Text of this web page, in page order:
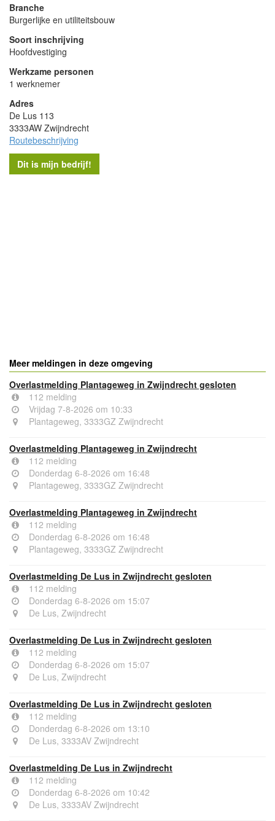
Branche
Burgerlijke en utiliteitsbouw
Soort inschrijving
Hoofdvestiging
Werkzame personen
1 werknemer
Adres
De Lus 113
3333AW Zwijndrecht
Routebeschrijving
Meer meldingen in deze omgeving
Overlastmelding Plantageweg in Zwijndrecht gesloten
112 melding
Vrijdag 7-8-2026 om 10:33
Plantageweg, 3333GZ Zwijndrecht
Overlastmelding Plantageweg in Zwijndrecht
112 melding
Donderdag 6-8-2026 om 16:48
Plantageweg, 3333GZ Zwijndrecht
Overlastmelding Plantageweg in Zwijndrecht
112 melding
Donderdag 6-8-2026 om 16:48
Plantageweg, 3333GZ Zwijndrecht
Overlastmelding De Lus in Zwijndrecht gesloten
112 melding
Donderdag 6-8-2026 om 15:07
De Lus, Zwijndrecht
Overlastmelding De Lus in Zwijndrecht gesloten
112 melding
Donderdag 6-8-2026 om 15:07
De Lus, Zwijndrecht
Overlastmelding De Lus in Zwijndrecht gesloten
112 melding
Donderdag 6-8-2026 om 13:10
De Lus, 3333AV Zwijndrecht
Overlastmelding De Lus in Zwijndrecht
112 melding
Donderdag 6-8-2026 om 10:42
De Lus, 3333AV Zwijndrecht